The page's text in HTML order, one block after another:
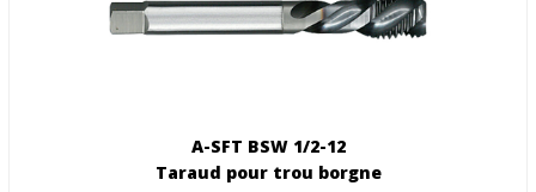
A-SFT BSW 1/2-12
Taraud pour trou borgne